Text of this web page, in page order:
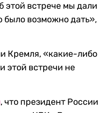
этой встрече мы дали
возможно дать»,
Кремля, «какие-либо
этой встречи не
, что президент России